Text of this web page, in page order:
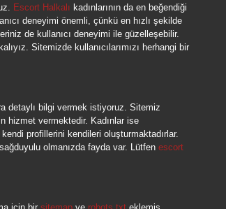
Escort Halkalı kadınlarının da en beğendiği
deneyimi önemli, çünkü en hızlı şekilde
de kullanıcı deneyimi ile güzelleşebilir.
Sitemizde kullanıcılarımızı herhangi bir
detaylı bilgi vermek istiyoruz. Sitemiz
hizmet vermektedir. Kadınlar ise
profillerini kendileri oluşturmaktadırlar.
olmanızda fayda var. Lütfen escort